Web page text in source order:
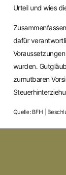
Urteil und wies
dafür
wurden.
zumutbaren
Quelle: BFH |